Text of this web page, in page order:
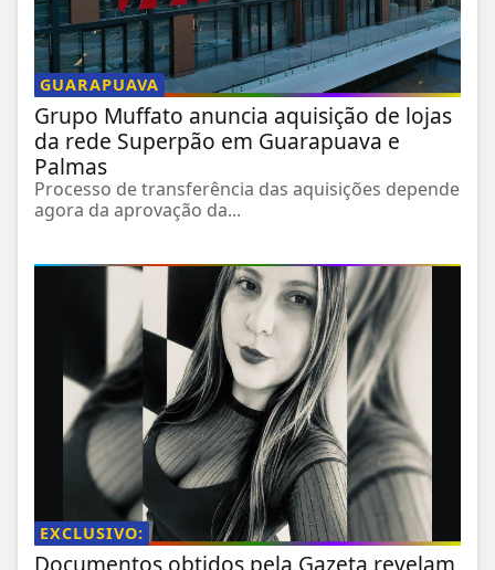
GUARAPUAVA
Grupo Muffato anuncia aquisição de lojas
da rede Superpão em Guarapuava e
Palmas
Processo de transferência das aquisições depende
agora da aprovação da...
EXCLUSIVO: